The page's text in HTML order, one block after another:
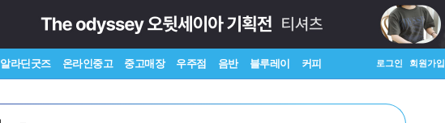
알라딘굿즈 온라인중고 중고매장 우주점 음반 블루레이 커피 로그인 회원가입